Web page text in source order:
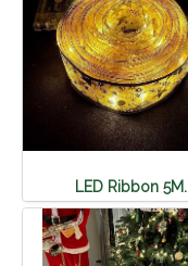
LED Ribbon 5M.